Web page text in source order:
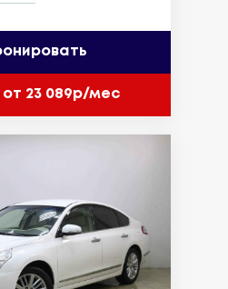
от 23 089р/мес